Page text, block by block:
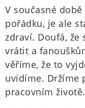
V současné
pořádku, je ale
zdraví. Doufá, že
vrátit a
věříme, že to
uvidíme. Držíme
pracovním životě.